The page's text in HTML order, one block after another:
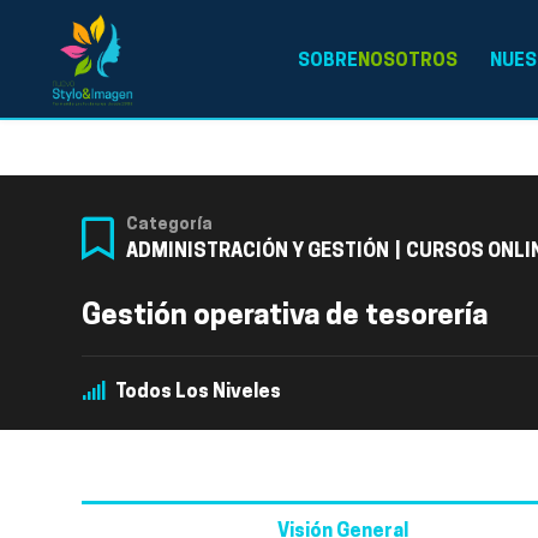
SOBRENOSOTROS
Categoría
ADMINISTRACIÓN Y GESTIÓN CURSOS
Gestión operativa de tesorería
Todos Los Niveles
Visión General